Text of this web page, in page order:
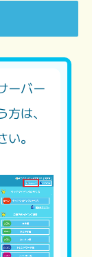
ーバー
は、
。